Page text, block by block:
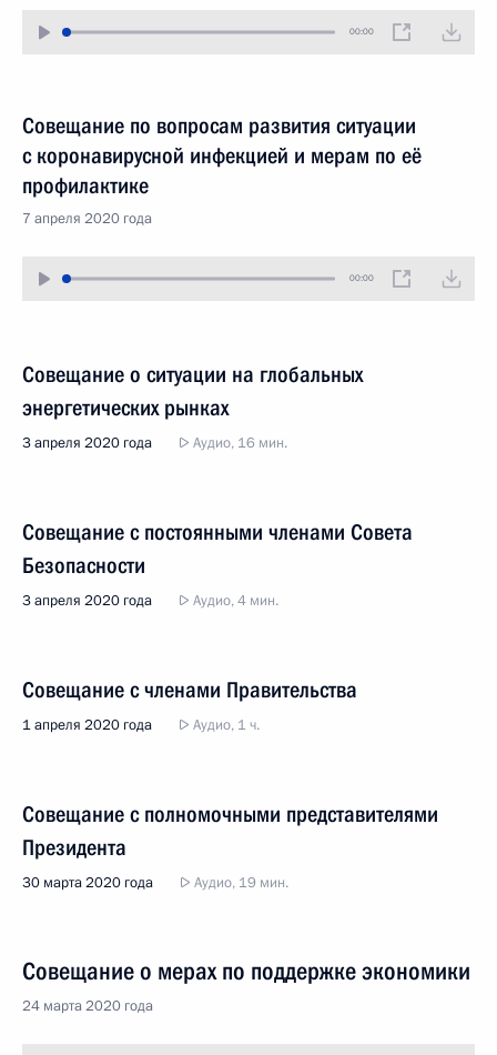
00:00
Совещание по вопросам развития ситуации
с коронавирусной инфекцией и мерам по её
профилактике
7 апреля 2020 года
00:00
Совещание о ситуации на глобальных
энергетических рынках
3 апреля 2020 года Аудио, 16 мин.
Совещание с постоянными членами Совета
Безопасности
3 апреля 2020 года Аудио, 4 мин.
Совещание с членами Правительства
1 апреля 2020 года Аудио, 1 ч.
Совещание с полномочными представителями
Президента
30 марта 2020 года Аудио, 19 мин.
Совещание о мерах по поддержке экономики
24 марта 2020 года